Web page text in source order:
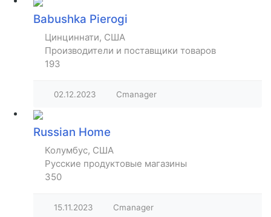
Babushka Pierogi
Цинциннати, США
Производители и поставщики товаров
193
02.12.2023 Cmanager
Russian Home
Колумбус, США
Русские продуктовые магазины
350
15.11.2023 Cmanager